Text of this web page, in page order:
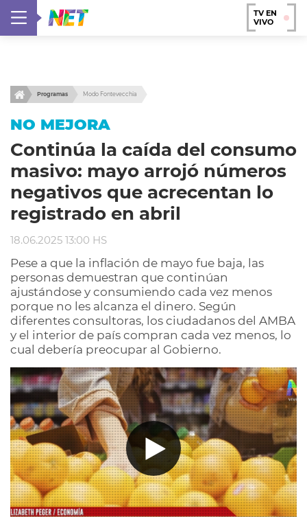
TV EN
VIVO
Programas Modo Fontevecchia
NO MEJORA
Continúa la caída del consumo
masivo: mayo arrojó números
negativos que acrecentan lo
registrado en abril
18.06.2025 13:00 HS
Pese a que la inflación de mayo fue baja, las
personas demuestran que continúan
ajustándose y consumiendo cada vez menos
porque no les alcanza el dinero. Según
diferentes consultoras, los ciudadanos del AMBA
y el interior de país compran cada vez menos, lo
cual debería preocupar al Gobierno.